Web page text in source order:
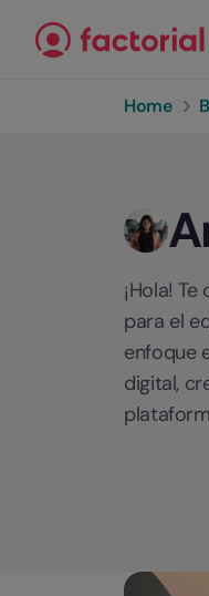
Home
¡Hola!
para el
enfoque
digital,